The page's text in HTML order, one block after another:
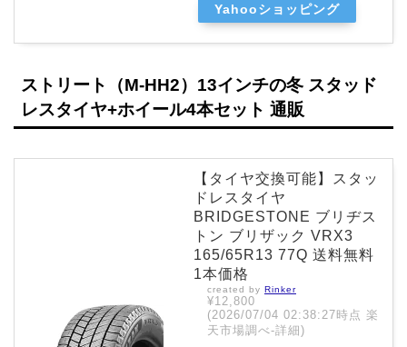
Yahooショッピング
ストリート（M-HH2）13インチの冬 スタッド
レスタイヤ+ホイール4本セット 通販
【タイヤ交換可能】スタッ
ドレスタイヤ
BRIDGESTONE ブリヂス
トン ブリザック VRX3
165/65R13 77Q 送料無料
1本価格
created by Rinker
¥12,800
(2026/07/04 02:38:27時点 楽
天市場調べ-詳細)